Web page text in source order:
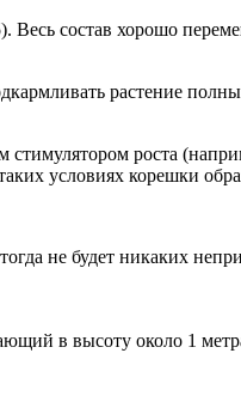
Весь состав хорошо
растение
роста
условиях корешки
не будет никаких
в высоту около 1